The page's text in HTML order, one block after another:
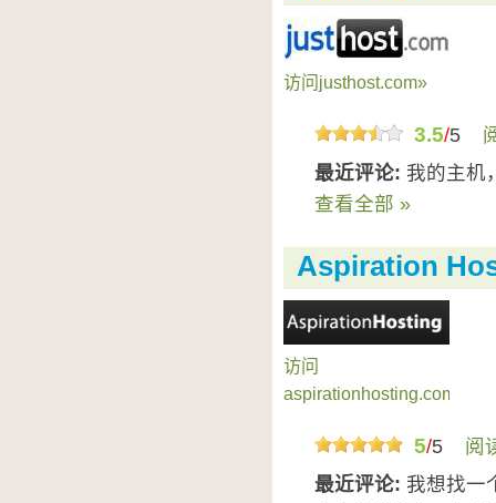
访问justhost.com»
3.5/5
最近评论: 我的主机
查看全部 »
Aspiration
访问
aspirationhosting.com»
5/5
阅
最近评论: 我想找一